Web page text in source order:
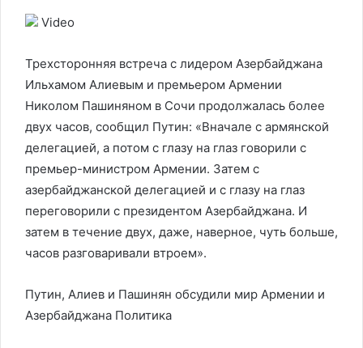
Video
Трехсторонняя встреча с лидером Азербайджана
Ильхамом Алиевым и премьером Армении
Николом Пашиняном в Сочи продолжалась более
двух часов, сообщил Путин: «Вначале с армянской
делегацией, а потом с глазу на глаз говорили с
премьер-министром Армении. Затем с
азербайджанской делегацией и с глазу на глаз
переговорили с президентом Азербайджана. И
затем в течение двух, даже, наверное, чуть больше,
часов разговаривали втроем».
Путин, Алиев и Пашинян обсудили мир Армении и
Азербайджана Политика